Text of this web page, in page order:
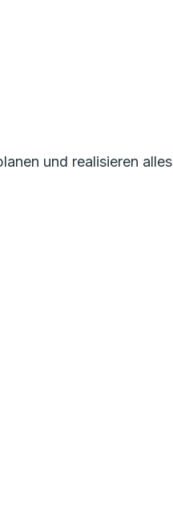
und realisieren